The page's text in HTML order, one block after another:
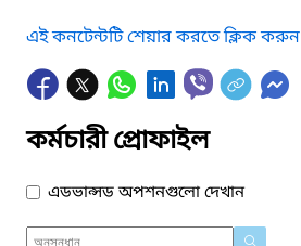
এই কনটেন্টটি শেয়ার করতে ক্লিক করুন
কর্মচারী প্রোফাইল
এডভান্সড অপশনগুলো দেখান